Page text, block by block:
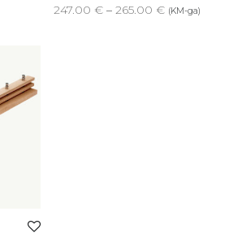
247.00 € – 265.00 €Price
(KM-ga)